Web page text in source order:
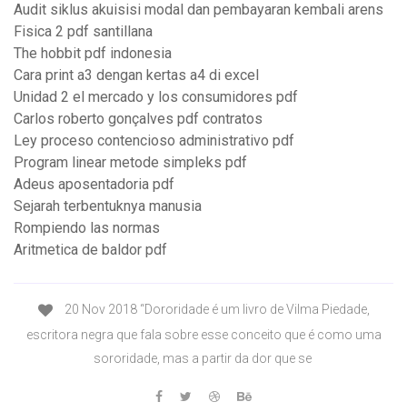
Audit siklus akuisisi modal dan pembayaran kembali arens
Fisica 2 pdf santillana
The hobbit pdf indonesia
Cara print a3 dengan kertas a4 di excel
Unidad 2 el mercado y los consumidores pdf
Carlos roberto gonçalves pdf contratos
Ley proceso contencioso administrativo pdf
Program linear metode simpleks pdf
Adeus aposentadoria pdf
Sejarah terbentuknya manusia
Rompiendo las normas
Aritmetica de baldor pdf
20 Nov 2018 “Dororidade é um livro de Vilma Piedade,
escritora negra que fala sobre esse conceito que é como uma
sororidade, mas a partir da dor que se